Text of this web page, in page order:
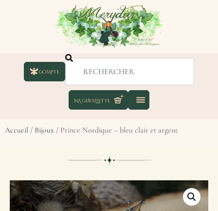
COMPTE
Accueil / Bijoux / Prince Nordique – bleu clair et argent